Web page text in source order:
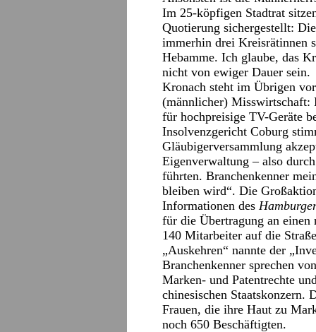
Im 25-köpfigen Stadtrat
Quotierung sichergestellt:
immerhin drei Kreisrätinnen
Hebamme. Ich glaube, das
nicht von ewiger Dauer sein.
Kronach steht im Übrigen
(männlicher) Misswirtschaft:
für hochpreisige TV-Geräte
Insolvenzgericht Coburg
Gläubigerversammlung
Eigenverwaltung – also
führten. Branchenkenner
bleiben wird“. Die
Informationen des
für die Übertragung an
140 Mitarbeiter auf die
„Auskehren“ nannte der
Branchenkenner sprechen
Marken- und Patentrechte
chinesischen Staatskonzern.
Frauen, die ihre Haut zu
noch 650 Beschäftigten.